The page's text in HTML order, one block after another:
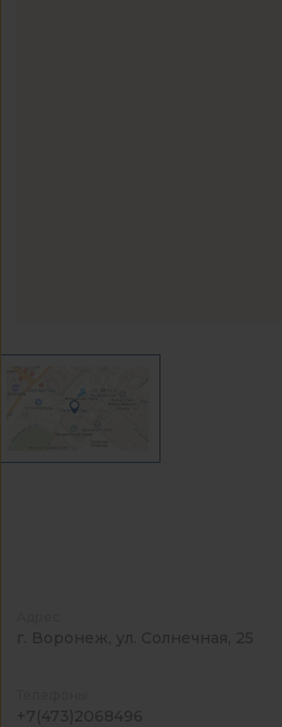
г. Воронеж, ул. Солнечная, 25
+7(473)2068496